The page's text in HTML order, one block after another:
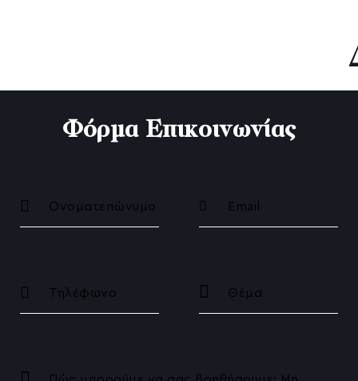
Préime DermaFacial
Ανδρογενετική Αλωπεκία
Φόρμα Επικοινωνίας